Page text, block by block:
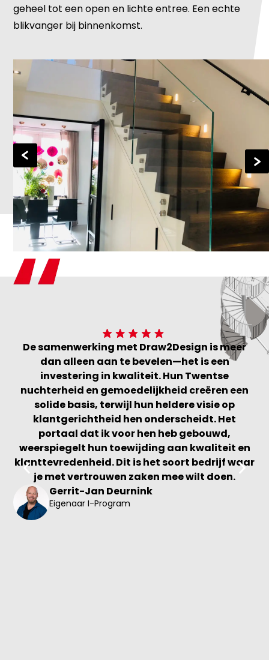
geheel tot een open en lichte entree. Een echte
blikvanger bij binnenkomst.
De samenwerking met Draw2Design is meer
dan alleen aan te bevelen—het is een
investering in kwaliteit. Hun Twentse
nuchterheid en gemoedelijkheid creëren een
solide basis, terwijl hun heldere visie op
klantgerichtheid hen onderscheidt. Het
portaal dat ik voor hen heb gebouwd,
weerspiegelt hun toewijding aan kwaliteit en
klanttevredenheid. Dit is het soort bedrijf waar
je met vertrouwen zaken mee wilt doen.
Gerrit-Jan Deurnink
Eigenaar I-Program